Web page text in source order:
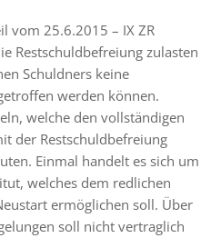
vom 25.6.2015 – IX ZR
Restschuldbefreiung zulasten
Schuldners keine
werden können.
welche den vollständigen
der Restschuldbefreiung
Einmal handelt es sich um
welches dem redlichen
ermöglichen soll. Über
soll nicht vertraglich